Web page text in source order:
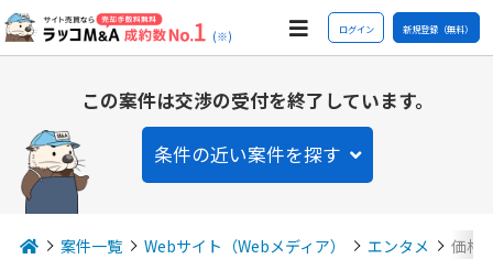
(※) ログイン 新規登録（無料）
この案件は交渉の受付を終了しています。
条件の近い案件を探す
案件一覧 Webサイト（Webメディア） エンタメ 価格